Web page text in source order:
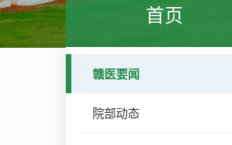
首页
赣医要闻
院部动态